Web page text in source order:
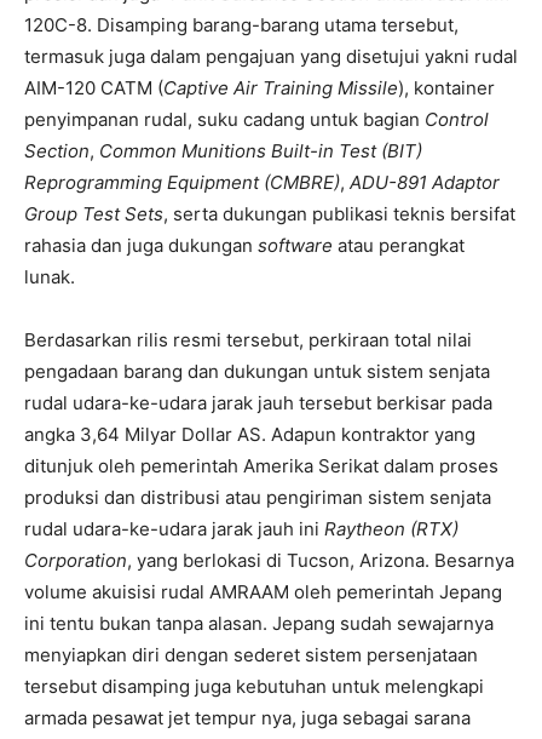
120C-8. Disamping barang-barang utama tersebut,
termasuk juga dalam pengajuan yang disetujui yakni rudal
AIM-120 CATM (Captive Air Training Missile), kontainer
penyimpanan rudal, suku cadang untuk bagian Control
Section, Common Munitions Built-in Test (BIT)
Reprogramming Equipment (CMBRE), ADU-891 Adaptor
Group Test Sets, serta dukungan publikasi teknis bersifat
rahasia dan juga dukungan software atau perangkat
lunak.
Berdasarkan rilis resmi tersebut, perkiraan total nilai
pengadaan barang dan dukungan untuk sistem senjata
rudal udara-ke-udara jarak jauh tersebut berkisar pada
angka 3,64 Milyar Dollar AS. Adapun kontraktor yang
ditunjuk oleh pemerintah Amerika Serikat dalam proses
produksi dan distribusi atau pengiriman sistem senjata
rudal udara-ke-udara jarak jauh ini Raytheon (RTX)
Corporation, yang berlokasi di Tucson, Arizona. Besarnya
volume akuisisi rudal AMRAAM oleh pemerintah Jepang
ini tentu bukan tanpa alasan. Jepang sudah sewajarnya
menyiapkan diri dengan sederet sistem persenjataan
tersebut disamping juga kebutuhan untuk melengkapi
armada pesawat jet tempur nya, juga sebagai sarana